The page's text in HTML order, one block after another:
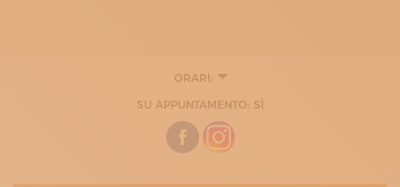
ORARI:
SU APPUNTAMENTO: SÌ